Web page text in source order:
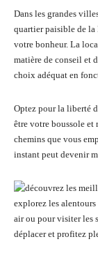
Dans les grandes
quartier paisible de la
votre bonheur. La
matière de conseil et
choix adéquat en
Optez pour la liberté
être votre boussole
chemins que vous
instant peut devenir